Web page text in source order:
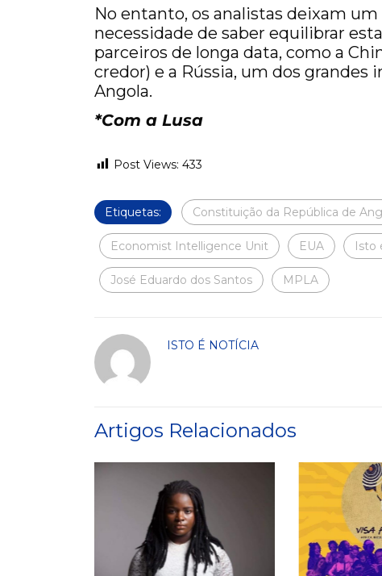
No entanto, os analistas deixam um
necessidade de saber equilibrar
parceiros de longa data, como a
credor) e a Rússia, um dos
Angola.
*Com a Lusa
Post Views: 433
Etiquetas: Constituição da República de
Economist Intelligence Unit EUA Isto
José Eduardo dos Santos MPLA
ISTO É NOTÍCIA
Artigos Relacionados